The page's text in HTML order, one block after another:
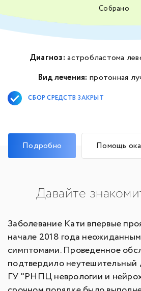
Собрано
Диагноз: астробластома
Вид лечения: протонная
СБОР СРЕДСТВ ЗАКРЫТ
Подробно Помощь
Давайте
Заболевание Кати впервые
начале 2018 года
симптомами. Проведенное
подтвердило неутешительный
ГУ "РНПЦ неврологии и